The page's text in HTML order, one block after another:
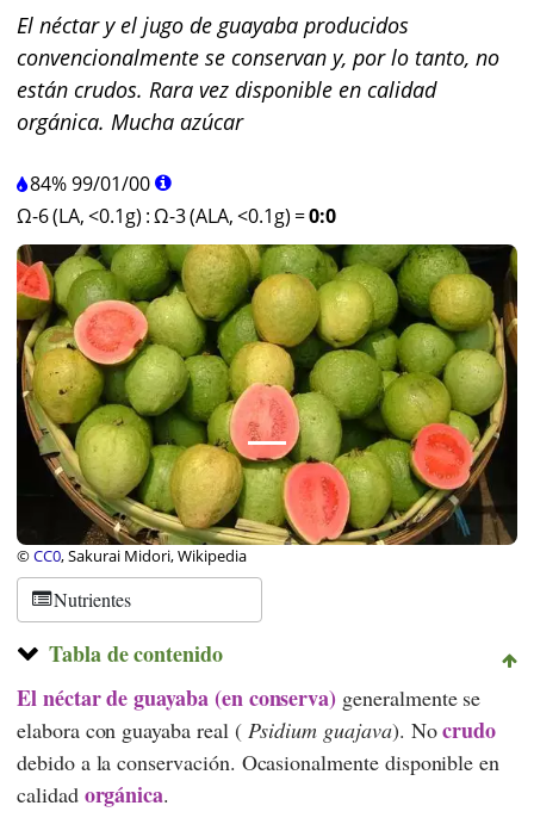
El néctar y el jugo de guayaba producidos
convencionalmente se conservan y, por lo tanto, no
están crudos. Rara vez disponible en calidad
orgánica. Mucha azúcar
84%99/01/00
Ω-6 (LA, <0.1g) :Ω-3 (ALA, <0.1g) =0:0
©CC0, Sakurai Midori, Wikipedia
Nutrientes
Tabla de contenido
El néctar de guayaba (en conserva) generalmente se
elabora con guayaba real ( Psidium guajava). Nocrudo
debido a la conservación. Ocasionalmente disponible en
calidad orgánica.